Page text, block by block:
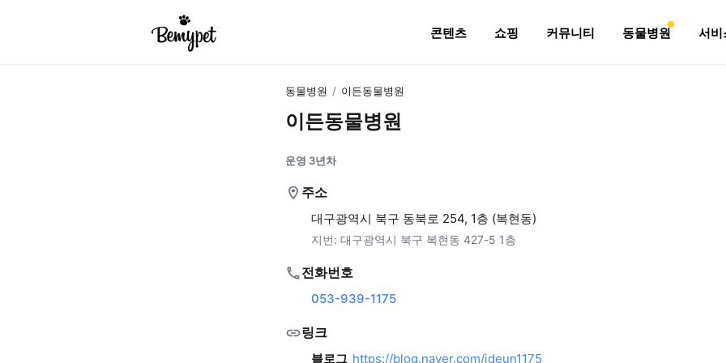
콘텐츠 쇼핑 커뮤니티 동물병원 서비
동물병원 / 이든동물병원
이든동물병원
운영 3년차
주소
대구광역시 북구 동북로 254, 1층 (복현동)
지번: 대구광역시 북구 복현동 427-5 1층
전화번호
053-939-1175
링크
블로그 https://blog.naver.com/ideun1175